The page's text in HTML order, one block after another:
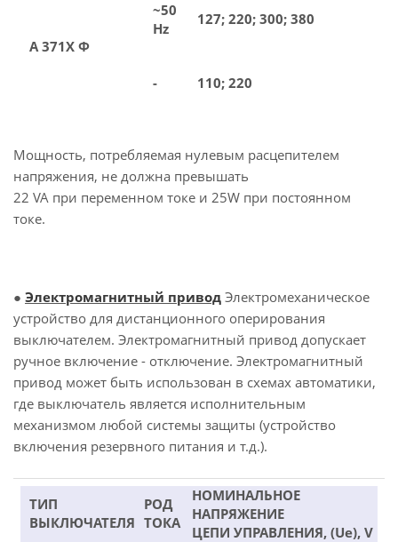
А 371Х Ф
~50
Hz
127; 220; 300; 380
- 110; 220
Мощность, потребляемая нулевым расцепителем
напряжения, не должна превышать
22 VA при переменном токе и 25W при постоянном
токе.
● Электромагнитный привод Электромеханическое
устройство для дистанционного оперирования
выключателем. Электромагнитный привод допускает
ручное включение - отключение. Электромагнитный
привод может быть использован в схемах автоматики,
где выключатель является исполнительным
механизмом любой системы защиты (устройство
включения резервного питания и т.д.).
ТИП
ВЫКЛЮЧАТЕЛЯ
РОД
ТОКА
НОМИНАЛЬНОЕ
НАПРЯЖЕНИЕ
ЦЕПИ УПРАВЛЕНИЯ, (Ue), V